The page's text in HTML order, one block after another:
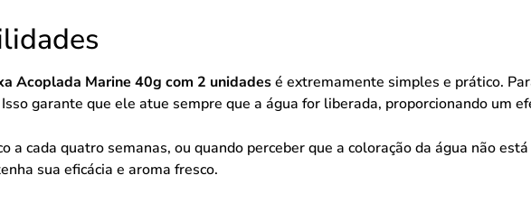
Acoplada Marine 40g com 2 unidadesé extremamente simples e prático.
garante que ele atue sempre que a água for liberada, proporcionando um
cada quatro semanas, ou quando perceber que a coloração da água não
sua eficácia e aroma fresco.